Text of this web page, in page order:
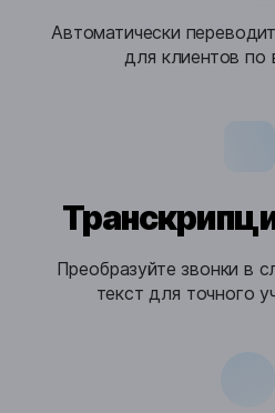
Автоматически
для клиентов по
Преобразуйте звонки в
текст для точного